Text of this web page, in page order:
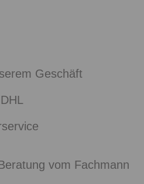
Geschäft
vom Fachmann